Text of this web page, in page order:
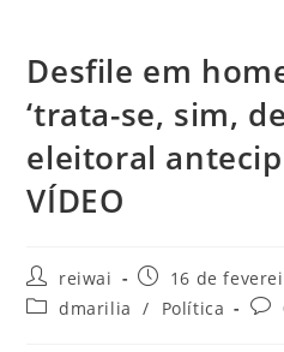
Desfile em
‘trata-se, sim,
eleitoral
VÍDEO
Autor
do
post:
reiwai
Post
publicado:
16 de
Categoria
dmarilia / Política